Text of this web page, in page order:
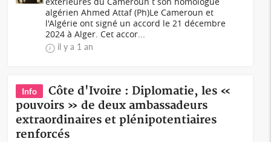
algérien Ahmed Attaf (Ph)Le Cameroun et
l'Algérie ont signé un accord le 21 décembre
2024 à Alger. Cet accor...
il y a 1 an
Info
Côte d'Ivoire : Diplomatie, les «
pouvoirs » de deux ambassadeurs
extraordinaires et plénipotentiaires
renforcés